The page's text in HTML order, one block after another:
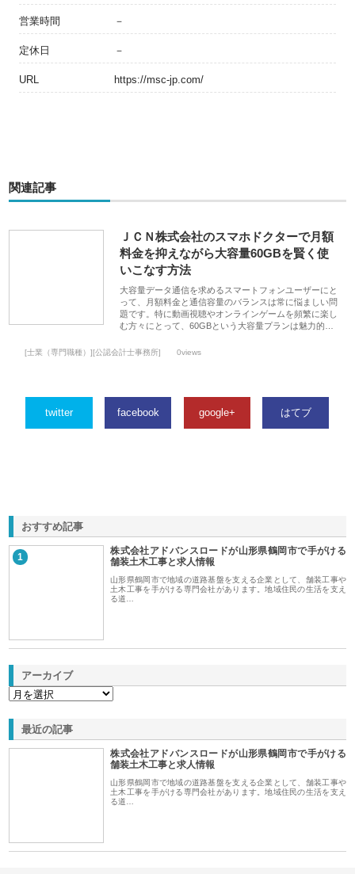
営業時間 －
定休日 －
URL https://msc-jp.com/
関連記事
ＪＣＮ株式会社のスマホドクターで月額
料金を抑えながら大容量60GBを賢く使
いこなす方法
大容量データ通信を求めるスマートフォンユーザーにと
って、月額料金と通信容量のバランスは常に悩ましい問
題です。特に動画視聴やオンラインゲームを頻繁に楽し
む方々にとって、60GBという大容量プランは魅力的…
[士業（専門職種）][公認会計士事務所] 0views
twitter facebook google+ はてブ
おすすめ記事
1
株式会社アドバンスロードが山形県鶴岡市で手がける
舗装土木工事と求人情報
山形県鶴岡市で地域の道路基盤を支える企業として、舗装工事や
土木工事を手がける専門会社があります。地域住民の生活を支え
る道…
アーカイブ
最近の記事
株式会社アドバンスロードが山形県鶴岡市で手がける
舗装土木工事と求人情報
山形県鶴岡市で地域の道路基盤を支える企業として、舗装工事や
土木工事を手がける専門会社があります。地域住民の生活を支え
る道…